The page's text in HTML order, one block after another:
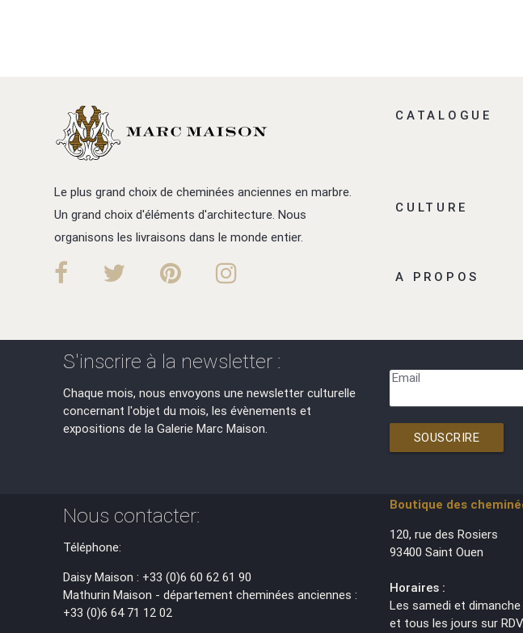
Le plus grand choix de cheminées anciennes en marbre.
Un grand choix d'éléments d'architecture. Nous
organisons les livraisons dans le monde entier.
CATALOGUE
CULTURE
A PROPOS
S'inscrire à la newsletter :
Chaque mois, nous envoyons une newsletter culturelle
concernant l'objet du mois, les évènements et
expositions de la Galerie Marc Maison.
Email
SOUSCRIRE
Nous contacter:
Téléphone:
Daisy Maison : +33 (0)6 60 62 61 90
Mathurin Maison - département cheminées anciennes :
+33 (0)6 64 71 12 02
Boutique des
120, rue des Rosiers
93400 Saint Ouen
Horaires :
Les samedi et dimanche
et tous les jours sur RDV.